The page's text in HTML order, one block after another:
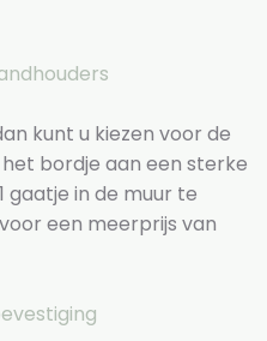
kunt u kiezen voor de
bordje aan een sterke
gaatje in de muur te
een meerprijs van